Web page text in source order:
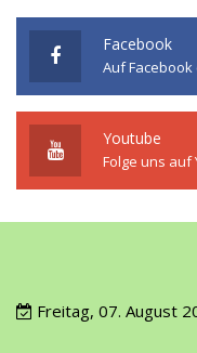
Facebook
Auf
Youtube
Folge uns auf
Freitag, 07. August